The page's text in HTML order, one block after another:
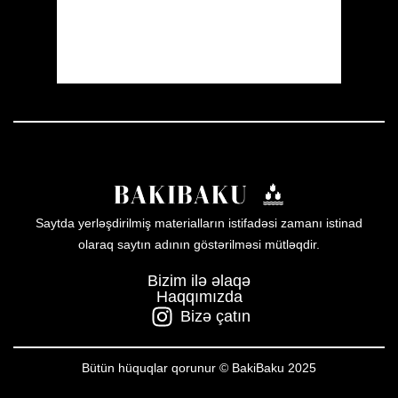
Saytda yerləşdirilmiş materialların istifadəsi zamanı istinad
olaraq saytın adının göstərilməsi mütləqdir.
Bizim ilə əlaqə
Haqqımızda
Bizə çatın
Bütün hüquqlar qorunur © BakiBaku 2025